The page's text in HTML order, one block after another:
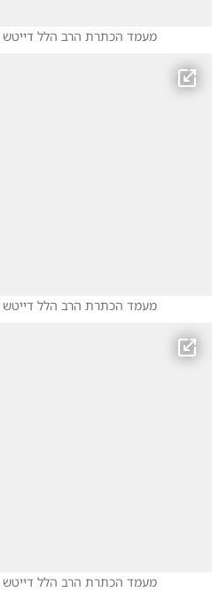
מעמד הכתרת הרב הלל דייטש
מעמד הכתרת הרב הלל דייטש
מעמד הכתרת הרב הלל דייטש